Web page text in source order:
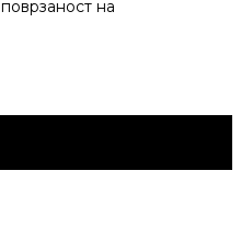
поврзаност на